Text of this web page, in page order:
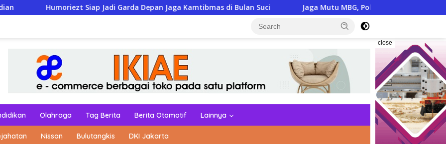
Jadi Garda Depan Jaga Kamtibmas di Bulan Suci Jaga Mutu MBG, Polda DIY Gandeng Stakeholder Perkuat
close
Olahraga Tag Berita Berita Otomotif Lainnya
Nissan Bulutangkis DKI Jakarta